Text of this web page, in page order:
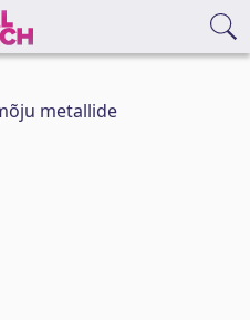
metallide